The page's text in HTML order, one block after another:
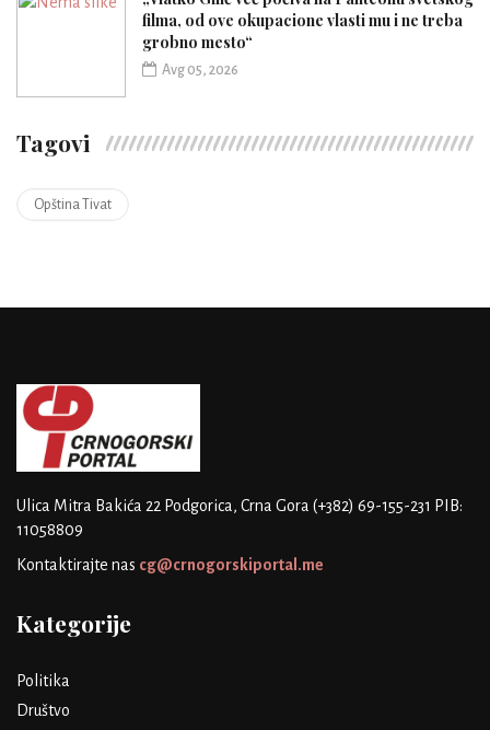
filma, od ove okupacione vlasti mu i ne treba
grobno mesto“
Avg 05, 2026
Tagovi
Opština Tivat
Ulica Mitra Bakića 22 Podgorica, Crna Gora (+382) 69-155-231 PIB:
11058809
Kontaktirajte nas cg@crnogorskiportal.me
Kategorije
Politika
Društvo